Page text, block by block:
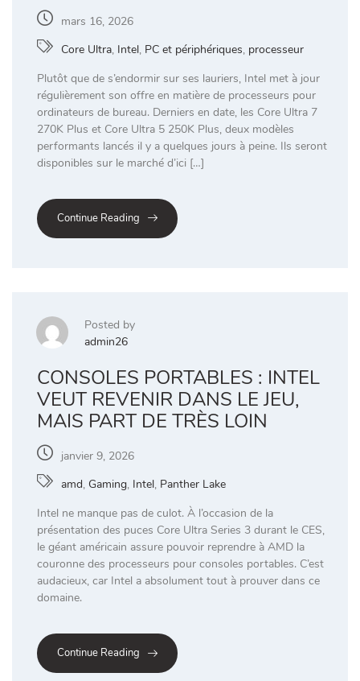
mars 16, 2026
Core Ultra, Intel, PC et périphériques, processeur
Plutôt que de s’endormir sur ses lauriers, Intel met à jour
régulièrement son offre en matière de processeurs pour
ordinateurs de bureau. Derniers en date, les Core Ultra 7
270K Plus et Core Ultra 5 250K Plus, deux modèles
performants lancés il y a quelques jours à peine. Ils seront
disponibles sur le marché d’ici […]
Continue Reading
Posted by
admin26
CONSOLES PORTABLES : INTEL
VEUT REVENIR DANS LE JEU,
MAIS PART DE TRÈS LOIN
janvier 9, 2026
amd, Gaming, Intel, Panther Lake
Intel ne manque pas de culot. À l’occasion de la
présentation des puces Core Ultra Series 3 durant le CES,
le géant américain assure pouvoir reprendre à AMD la
couronne des processeurs pour consoles portables. C’est
audacieux, car Intel a absolument tout à prouver dans ce
domaine.
Continue Reading